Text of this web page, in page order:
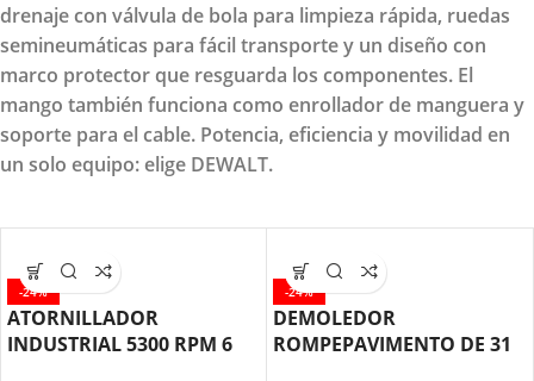
drenaje con válvula de bola para limpieza rápida, ruedas
semineumáticas para fácil transporte y un diseño con
marco protector que resguarda los componentes. El
mango también funciona como enrollador de manguera y
soporte para el cable. Potencia, eficiencia y movilidad en
un solo equipo: elige DEWALT.
-24%
ATORNILLADOR
INDUSTRIAL 5300 RPM 6
-24%
DEMOLEDOR
ROMPEPAVIMENTO DE 31